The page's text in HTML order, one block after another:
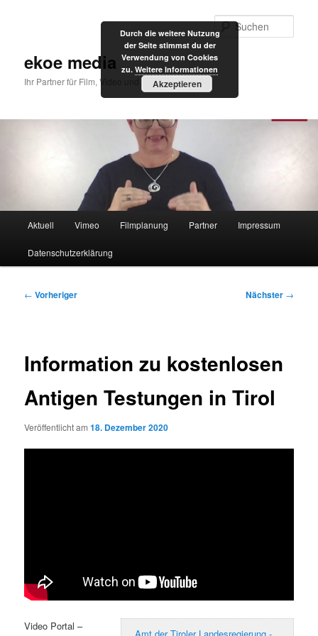
ekoe media
Ihr Partner für Film, Video und Internet
Aktuell Vimeo Filmplanung Partner Impressum
Datenschutzerklärung
Beitragsnavigation
← Vorheriger Nächster →
Information zu kostenlosen
Antigen Testungen in Tirol
Veröffentlicht am18. Dezember 2020
Amt der Tiroler Landesregierung -
Video Portal –
Durch die weitere Nutzung
der Seite stimmst du der
Verwendung von Cookies
zu. Weitere Informationen
Akzeptieren